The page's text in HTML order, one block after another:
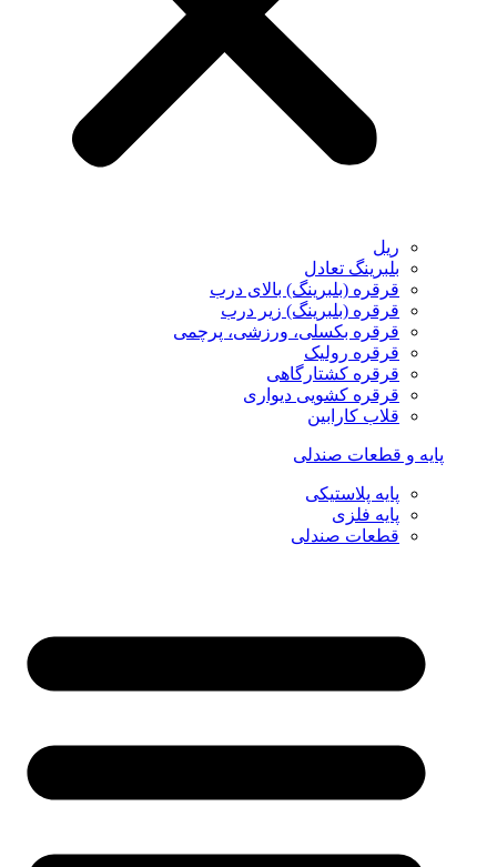
ریل
بلبرینگ تعادل
قرقره (بلبرینگ) بالای درب
قرقره (بلبرینگ) زیر درب
قرقره بکسلی، ورزشی، پرچمی
قرقره رولیک
قرقره کشتارگاهی
قرقره کشویی دیواری
قلاب کارابین
پایه و قطعات صندلی
پایه پلاستیکی
پایه فلزی
قطعات صندلی